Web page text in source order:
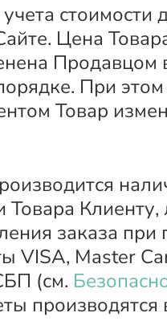
стоимости
Цена
Продавцом
При
Товар
Товара Клиенту,
заказа
VISA, Master
(см.
производятся